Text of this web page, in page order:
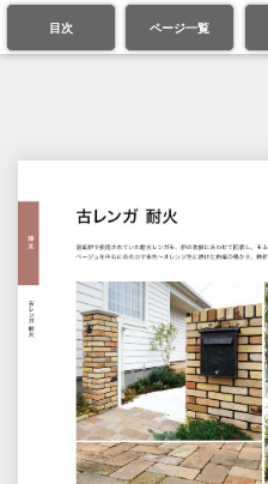
目次 ページ一覧